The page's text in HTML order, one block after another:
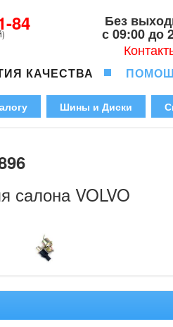
84 Без
с 09:00 до
КАЧЕСТВА
Шины и Диски
салона VOLVO